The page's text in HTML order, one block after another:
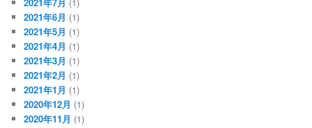
2021年6月 (1)
2021年5月 (1)
2021年4月 (1)
2021年3月 (1)
2021年2月 (1)
2021年1月 (1)
2020年12月 (1)
2020年11月 (1)